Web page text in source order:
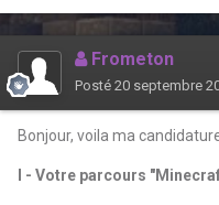
Frometon
Posté 20 septembre
Bonjour, voila ma
I - Votre parcours